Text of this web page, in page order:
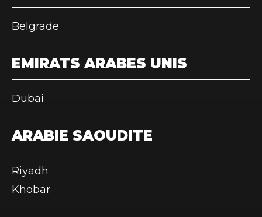
Belgrade
EMIRATS ARABES UNIS
Dubai
ARABIE SAOUDITE
Riyadh
Khobar